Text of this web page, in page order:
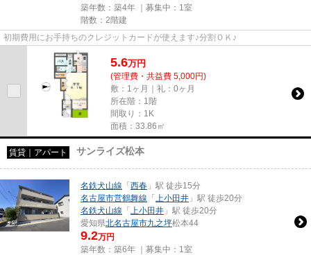
築年数：築4年 ｜募集中： 1室
階数：2階建
初期費用にお手持ちのクレジットカードが使えます♪分割ＯＫ♪
5.6万円
(管理費・共益費 5,000円)
敷：1ヶ月｜礼：0ヶ月
所在階：1階
間取り：1K
面積：33.86㎡
賃貸｜アパート サンライズ松本
名鉄犬山線 「 西春 」駅 徒歩15分
名古屋市営鶴舞線 「 上小田井 」駅 徒歩20分
名鉄犬山線 「 上小田井 」駅 徒歩20分
愛知県北名古屋市九之坪松本44
9.2万円
築年数：築6年 ｜募集中： 1室